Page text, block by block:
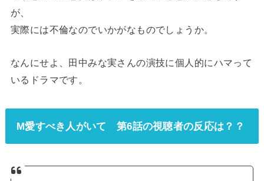
が、
実際には不倫なのでいかがなものでしょうか。
なんにせよ、田中みな実さんの演技に個人的にハマって
いるドラマです。
M愛すべき人がいて 第6話の視聴者の反応は？？